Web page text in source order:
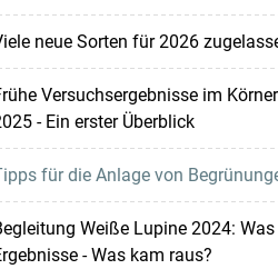
neue Sorten für 2026
Versuchsergebnisse im
- Ein erster Überblick
für die Anlage von
Weiße Lupine 2024:
- Was kam raus?